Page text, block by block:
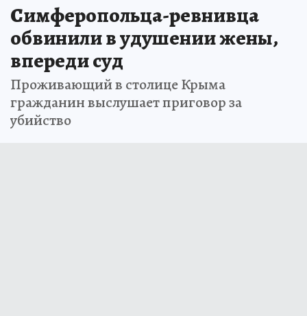
Симферопольца-ревнивца
обвинили в удушении жены,
впереди суд
Проживающий в столице Крыма
гражданин выслушает приговор за
убийство